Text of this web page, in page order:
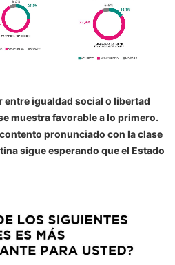
entre igualdad social o libertad
muestra favorable a lo primero.
pronunciado con la clase
sigue esperando que el Estado